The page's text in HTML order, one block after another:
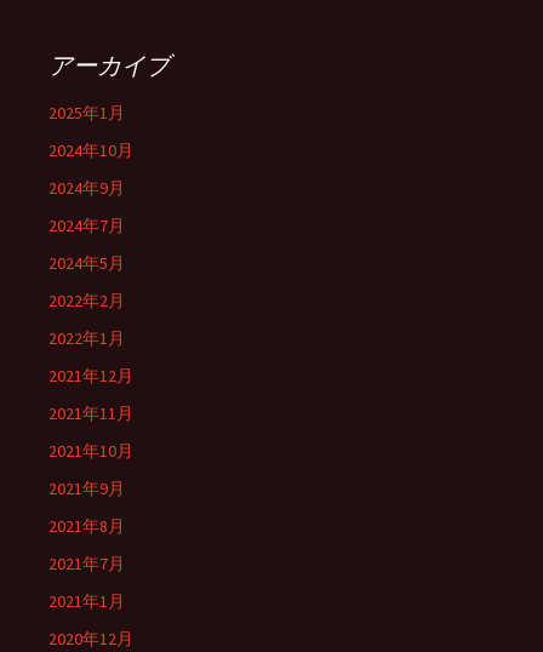
アーカイブ
2025年1月
2024年10月
2024年9月
2024年7月
2024年5月
2022年2月
2022年1月
2021年12月
2021年11月
2021年10月
2021年9月
2021年8月
2021年7月
2021年1月
2020年12月